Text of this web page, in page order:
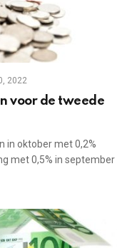
2022
voor de tweede
in oktober met 0,2%
met 0,5% in september